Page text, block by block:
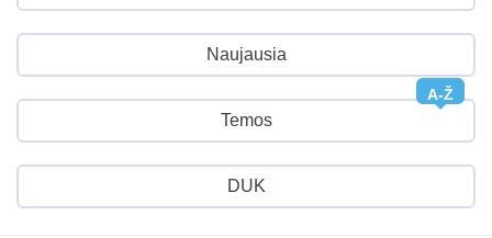
Naujausia
Temos
A-Ž
DUK